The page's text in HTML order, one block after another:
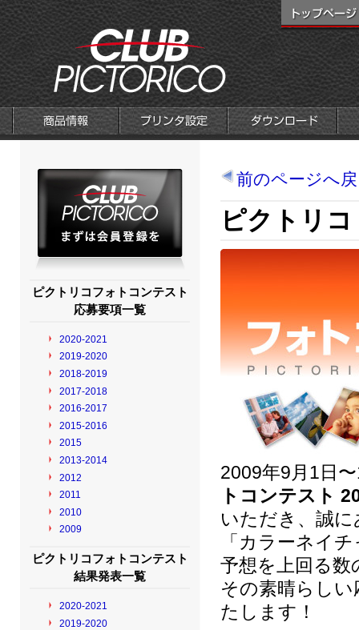
前のページへ
ピクトリ
2009年9月1日
トコンテスト
いただき、誠
「カラーネイ
予想を上回る数
その素晴らし
たします！
ピクトリコフォトコンテスト
応募要項一覧
2020-2021
2019-2020
2018-2019
2017-2018
2016-2017
2015-2016
2015
2013-2014
2012
2011
2010
2009
ピクトリコフォトコンテスト
結果発表一覧
2020-2021
2019-2020